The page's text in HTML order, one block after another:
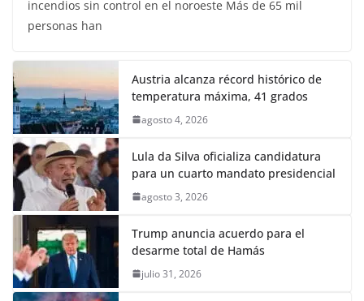
incendios sin control en el noroeste Más de 65 mil
personas han
Austria alcanza récord histórico de
temperatura máxima, 41 grados
agosto 4, 2026
Lula da Silva oficializa candidatura
para un cuarto mandato presidencial
agosto 3, 2026
Trump anuncia acuerdo para el
desarme total de Hamás
julio 31, 2026